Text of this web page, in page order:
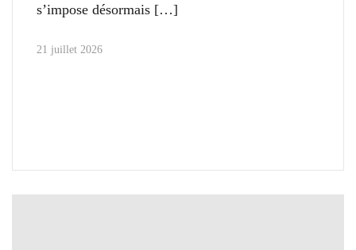
s’impose désormais
21 juillet 2026